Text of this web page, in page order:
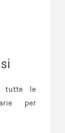
tutte le
per